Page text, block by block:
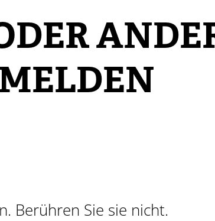
Berühren Sie sie nicht.